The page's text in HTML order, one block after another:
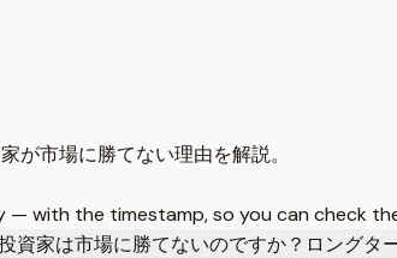
が市場に勝てない理由を解説。
with the timestamp, so you can check
資家は市場に勝てないのですか？ ロングタ